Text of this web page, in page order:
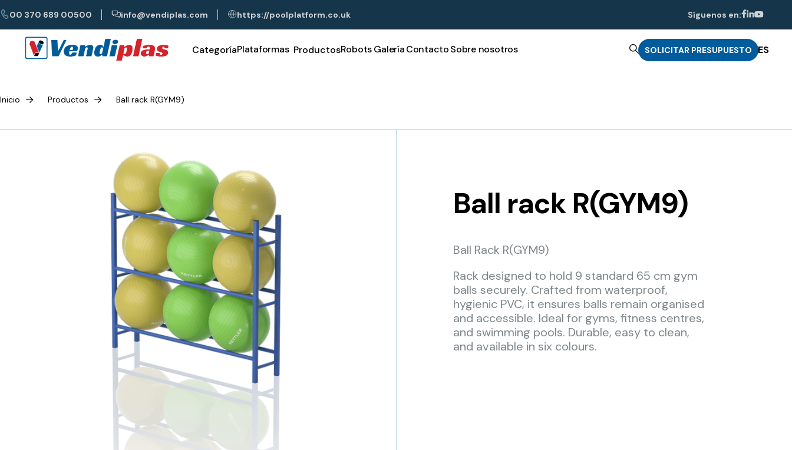
00 370 689 00500 info@vendiplas.com https://poolplatform.co.uk Síguenos en:
CategoríaPlataformas ProductosRobotsGaleríaContactoSobre nosotros SOLICITAR PRESUPUESTO ES
Inicio Productos Ball rack R(GYM9)
Ball rack R(GYM9)
Ball Rack R(GYM9)
Rack designed to hold 9 standard 65 cm gym
balls securely. Crafted from waterproof,
hygienic PVC, it ensures balls remain organised
and accessible. Ideal for gyms, fitness centres,
and swimming pools. Durable, easy to clean,
and available in six colours.